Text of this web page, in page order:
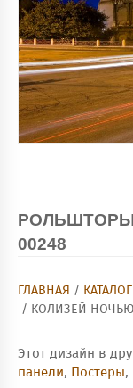
00248
ГЛАВНАЯ / КАТАЛОГ
/ КОЛИЗЕЙ НОЧЬЮ
Этот дизайн в
панели, Постеры,